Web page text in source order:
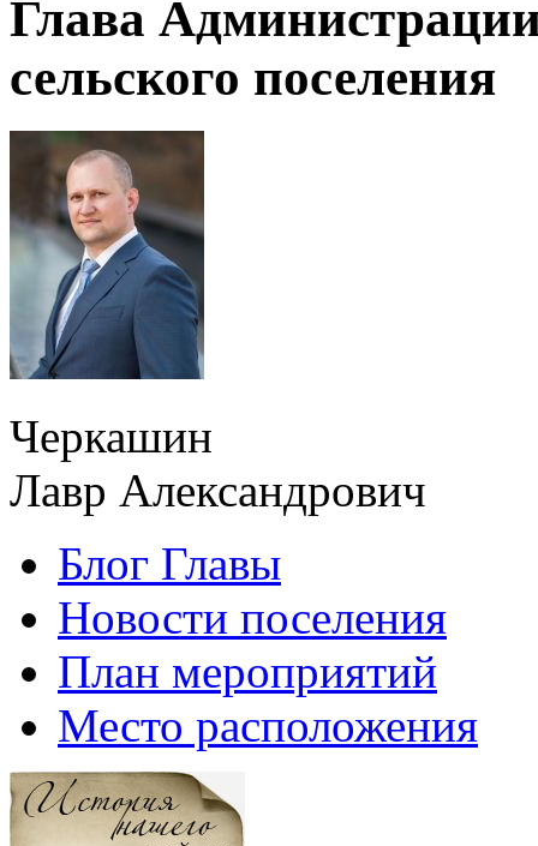
Глава
сельского поселения
Черкашин
Лавр Александрович
Блог Главы
Новости поселения
План мероприятий
Место расположения